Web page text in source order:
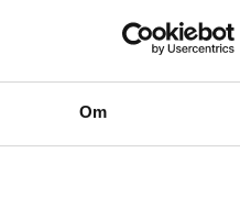
Om
, som
til at anmelde